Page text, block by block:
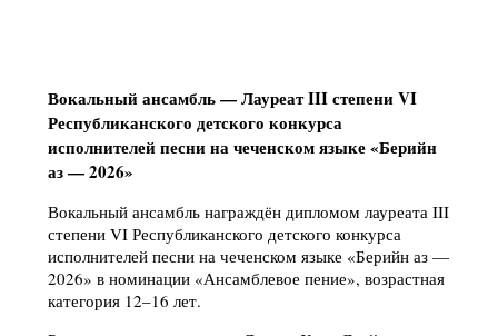
Вокальный ансамбль — Лауреат III степени VI
Республиканского детского конкурса
исполнителей песни на чеченском языке «Берийн
аз — 2026»
Вокальный ансамбль награждён дипломом лауреата III
степени VI Республиканского детского конкурса
исполнителей песни на чеченском языке «Берийн аз —
2026» в номинации «Ансамблевое пение», возрастная
категория 12–16 лет.